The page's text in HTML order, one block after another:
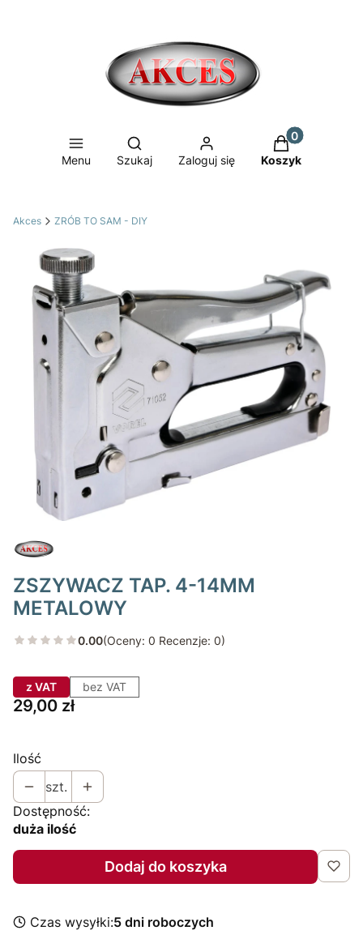
Menu
Otwórz wyszukiwarkę
Szukaj Zaloguj się
Produkty w
Koszyk
Akces ZRÓB TO SAM - DIY
ZSZYWACZ TAP. 4-14MM
METALOWY
0.00(Oceny: 0 Recenzje: 0)
z VAT bez VAT
Cena
29,00 zł
Ilość
szt.
Dostępność:
duża ilość
Dodaj do koszyka
Czas wysyłki:5 dni roboczych